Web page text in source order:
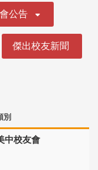
公告
傑出校友新聞
別
中校友會